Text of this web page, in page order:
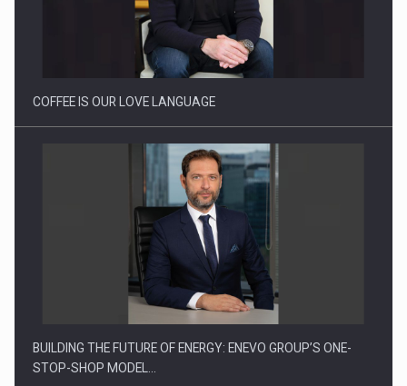
Proteinmaxxing and the Future of Protein Demand
COFFEE IS OUR LOVE LANGUAGE
BUILDING THE FUTURE OF ENERGY: ENEVO GROUP’S ONE-
STOP-SHOP MODEL…